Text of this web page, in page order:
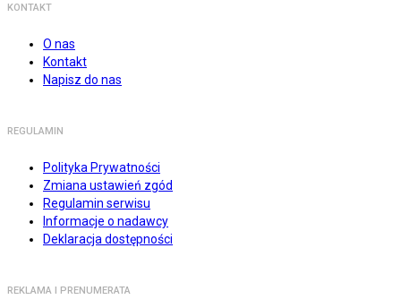
KONTAKT
O nas
Kontakt
Napisz do nas
REGULAMIN
Polityka Prywatności
Zmiana ustawień zgód
Regulamin serwisu
Informacje o nadawcy
Deklaracja dostępności
REKLAMA I PRENUMERATA